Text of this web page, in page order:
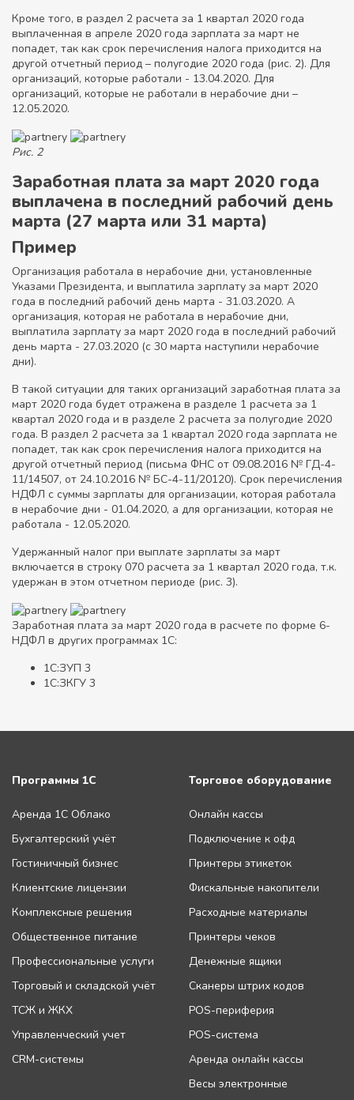
Кроме того, в раздел 2 расчета за 1 квартал 2020 года
выплаченная в апреле 2020 года зарплата за март не
попадет, так как срок перечисления налога приходится на
другой отчетный период – полугодие 2020 года (рис. 2). Для
организаций, которые работали - 13.04.2020. Для
организаций, которые не работали в нерабочие дни –
12.05.2020.
Рис. 2
Заработная плата за март 2020 года
выплачена в последний рабочий день
марта (27 марта или 31 марта)
Пример
Организация работала в нерабочие дни, установленные
Указами Президента, и выплатила зарплату за март 2020
года в последний рабочий день марта - 31.03.2020. А
организация, которая не работала в нерабочие дни,
выплатила зарплату за март 2020 года в последний рабочий
день марта - 27.03.2020 (с 30 марта наступили нерабочие
дни).
В такой ситуации для таких организаций заработная плата за
март 2020 года будет отражена в разделе 1 расчета за 1
квартал 2020 года и в разделе 2 расчета за полугодие 2020
года. В раздел 2 расчета за 1 квартал 2020 года зарплата не
попадет, так как срок перечисления налога приходится на
другой отчетный период (письма ФНС от 09.08.2016 № ГД-4-
11/14507, от 24.10.2016 № БС-4-11/20120). Срок перечисления
НДФЛ с суммы зарплаты для организации, которая работала
в нерабочие дни - 01.04.2020, а для организации, которая не
работала - 12.05.2020.
Удержанный налог при выплате зарплаты за март
включается в строку 070 расчета за 1 квартал 2020 года, т.к.
удержан в этом отчетном периоде (рис. 3).
Заработная плата за март 2020 года в расчете по форме 6-
НДФЛ в других программах 1С:
1С:ЗУП 3
1С:ЗКГУ 3
Программы 1С
Аренда 1С Облако
Бухгалтерский учёт
Гостиничный бизнес
Клиентские лицензии
Комплексные решения
Общественное питание
Профессиональные услуги
Торговый и складской учёт
ТСЖ и ЖКХ
Управленческий учет
CRM-системы
Торговое оборудование
Онлайн кассы
Подключение к офд
Принтеры этикеток
Фискальные накопители
Расходные материалы
Принтеры чеков
Денежные ящики
Сканеры штрих кодов
POS-периферия
POS-система
Аренда онлайн кассы
Весы электронные